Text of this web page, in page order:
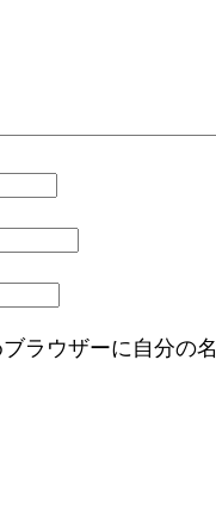
ラウザーに自分の